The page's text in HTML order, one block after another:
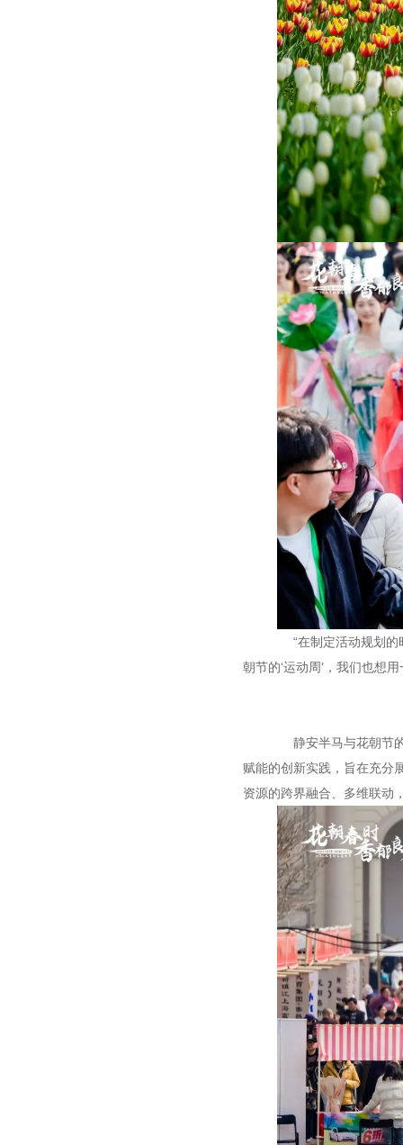
“在制定活动规划的
朝节的‘运动周’，我们也想
静安半马与花朝节的
赋能的创新实践，旨在充分
资源的跨界融合、多维联动